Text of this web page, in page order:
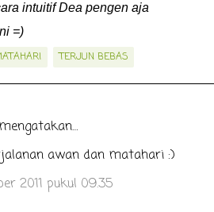
intuitif Dea pengen aja
=)
TERJUN BEBAS
mengatakan…
awan dan matahari :)
2011 pukul 09.35